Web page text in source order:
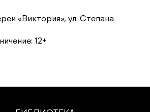
«Виктория», ул. Степана
12+